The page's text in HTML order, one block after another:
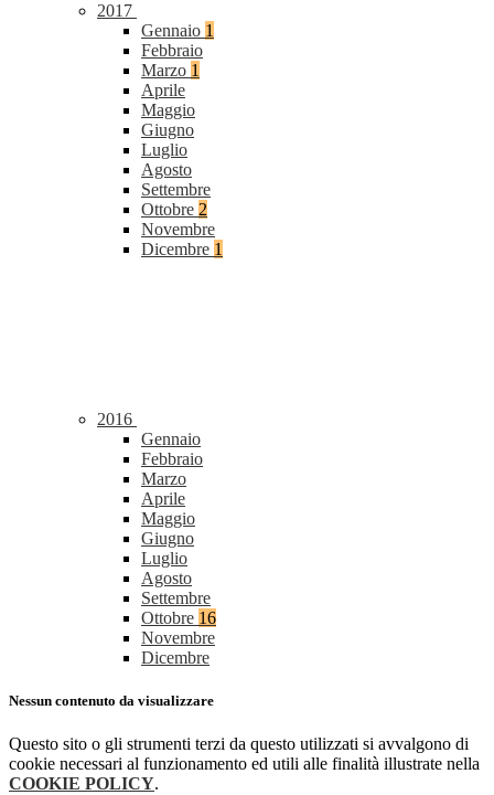
2017
Gennaio 1
Febbraio
Marzo 1
Aprile
Maggio
Giugno
Luglio
Agosto
Settembre
Ottobre 2
Novembre
Dicembre 1
2016
Gennaio
Febbraio
Marzo
Aprile
Maggio
Giugno
Luglio
Agosto
Settembre
Ottobre 16
Novembre
Dicembre
Nessun contenuto da visualizzare
Questo sito o gli strumenti terzi da questo utilizzati si avvalgono di
cookie necessari al funzionamento ed utili alle finalità illustrate nella
COOKIE POLICY.